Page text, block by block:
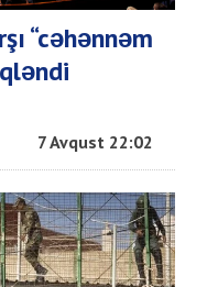
“cəhənnəm
7 Avqust 22:02